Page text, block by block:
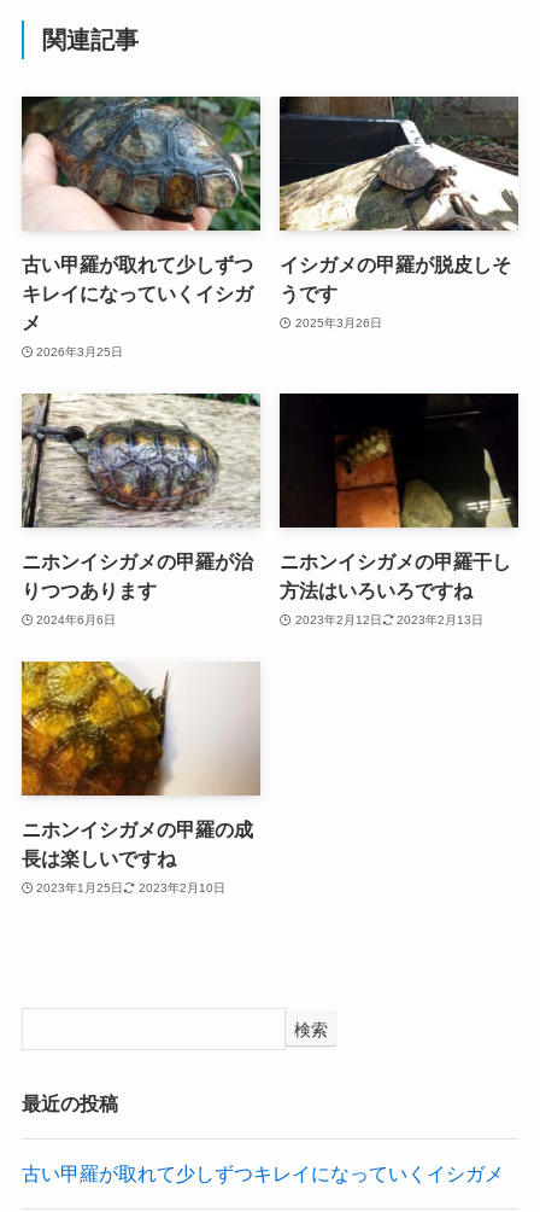
関連記事
古い甲羅が取れて少しずつ
キレイになっていくイシガ
メ
2026年3月25日
イシガメの甲羅が脱皮しそ
うです
2025年3月26日
ニホンイシガメの甲羅が治
りつつあります
2024年6月6日
ニホンイシガメの甲羅干し
方法はいろいろですね
2023年2月12日 2023年2月13日
ニホンイシガメの甲羅の成
長は楽しいですね
2023年1月25日 2023年2月10日
検索
最近の投稿
古い甲羅が取れて少しずつキレイになっていくイシガメ